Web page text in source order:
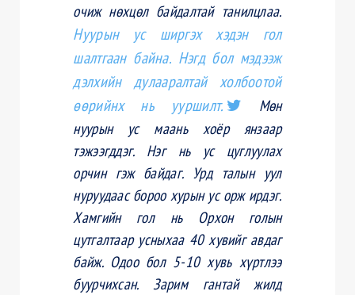
очиж нөхцөл байдалтай танилцлаа.
Нуурын ус ширгэх хэдэн гол
шалтгаан байна. Нэгд бол мэдээж
дэлхийн дулааралтай холбоотой
өөрийнх нь ууршилт.
Мөн
нуурын ус маань хоёр янзаар
тэжээгддэг. Нэг нь ус цуглуулах
орчин гэж байдаг. Урд талын уул
нуруудаас бороо хурын ус орж ирдэг.
Хамгийн гол нь Орхон голын
цутгалтаар усныхаа 40 хувийг авдаг
байж. Одоо бол 5-10 хувь хүртлээ
буурчихсан. Зарим гантай жилд